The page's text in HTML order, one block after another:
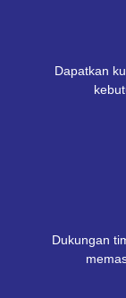
Dapatkan
Dukungan